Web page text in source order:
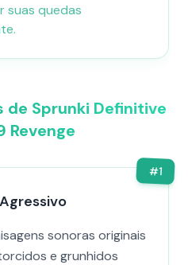
suas quedas
de Sprunki Definitive
Revenge
#1
sonoras originais
e grunhidos